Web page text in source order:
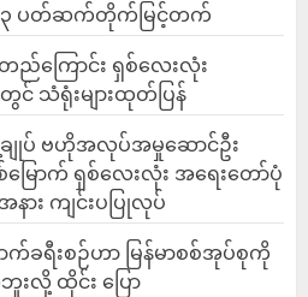
၃ ပတ်ဆက်တိုက်မြင့်တက်
ည်ကြောင်း ရှစ်လေးလုံး
င် သံရုံးများထုတ်ပြန်
ျုပ် ဗဟိုအလုပ်အမှုဆောင်ဦး
ြောက် ရှစ်လေးလုံး အရေးတော်ပုံ
ား ကျင်းပပြုလုပ်
ခရီးစဉ်ဟာ မြန်မာစစ်အုပ်စုကို
းလို့ ထိုင်း ပြော